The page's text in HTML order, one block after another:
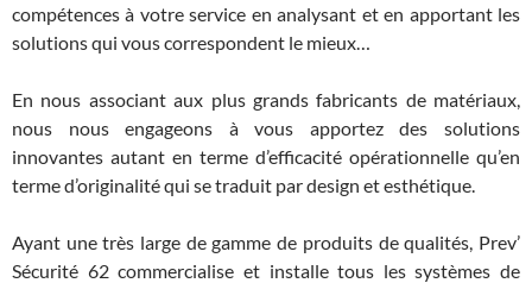
compétences à votre service en analysant et en apportant les
solutions qui vous correspondent le mieux…
En nous associant aux plus grands fabricants de matériaux,
nous nous engageons à vous apportez des solutions
innovantes autant en terme d’efficacité opérationnelle qu’en
terme d’originalité qui se traduit par design et esthétique.
Ayant une très large de gamme de produits de qualités, Prev’
Sécurité 62 commercialise et installe tous les systèmes de